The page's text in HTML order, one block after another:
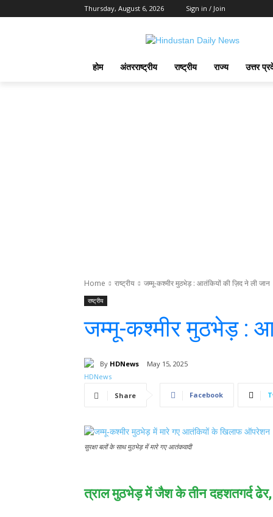
Thursday, August 6, 2026 Sign in / Join
होम अंतरराष्ट्रीय राष्ट्रीय राज्य उत्तर
Home राष्ट्रीय जम्मू-कश्मीर मुठभेड़ : आतंकियों की ज़िद ने ली जान
राष्ट्रीय
जम्मू-कश्मीर मुठभेड़ :
By HDNews May 15, 2025
Share Facebook
सुरक्षा बलों के साथ मुठभेड़ में मारे गए आतंकवादी
त्राल मुठभेड़ में जैश के तीन दहशतगर्द ढेर,